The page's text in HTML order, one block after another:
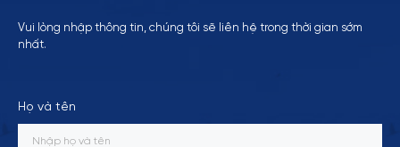
Vui lòng nhập thông tin, chúng tôi sẽ liên hệ trong thời gian sớm
nhất.
Họ và tên